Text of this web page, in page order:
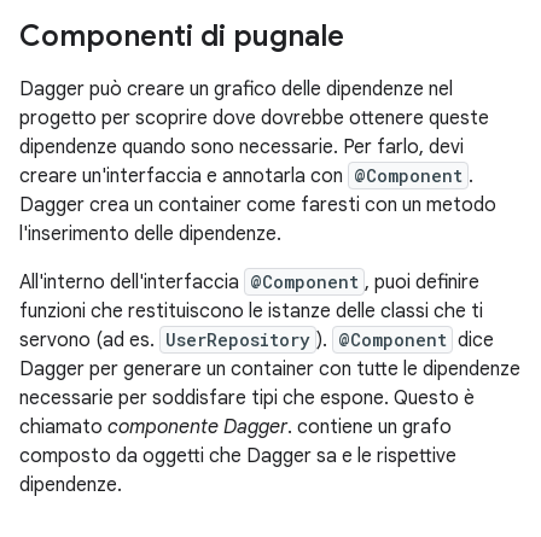
Componenti di pugnale
Dagger può creare un grafico delle dipendenze nel
progetto per scoprire dove dovrebbe ottenere queste
dipendenze quando sono necessarie. Per farlo, devi
creare un'interfaccia e annotarla con @Component .
Dagger crea un container come faresti con un metodo
l'inserimento delle dipendenze.
All'interno dell'interfaccia @Component , puoi definire
funzioni che restituiscono le istanze delle classi che ti
servono (ad es. UserRepository ). @Component dice
Dagger per generare un container con tutte le dipendenze
necessarie per soddisfare tipi che espone. Questo è
chiamato componente Dagger. contiene un grafo
composto da oggetti che Dagger sa e le rispettive
dipendenze.